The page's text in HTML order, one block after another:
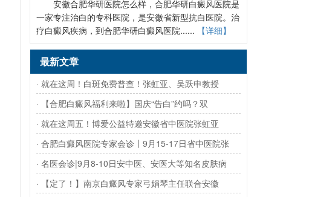
安徽合肥华研医院怎么样，合肥华研白癜风医院是
一家专注治白的专科医院，是安徽省新型抗白医院。治
疗白癜风疾病，到合肥华研白癜风医院......
【详细】
最新文章
· 就在这周！白斑免费普查！张虹亚、吴跃申教授
· 【合肥白癜风福利来啦】国庆“告白”约吗？双
· 就在这周五！博爱公益特邀安徽省中医院张虹亚
· 合肥白癜风医院专家会诊丨9月15-17日省中医院张
· 名医会诊|9月8-10日安中医、安医大等知名皮肤病
· 【定了！】南京白癜风专家弓娟琴主任联合安徽